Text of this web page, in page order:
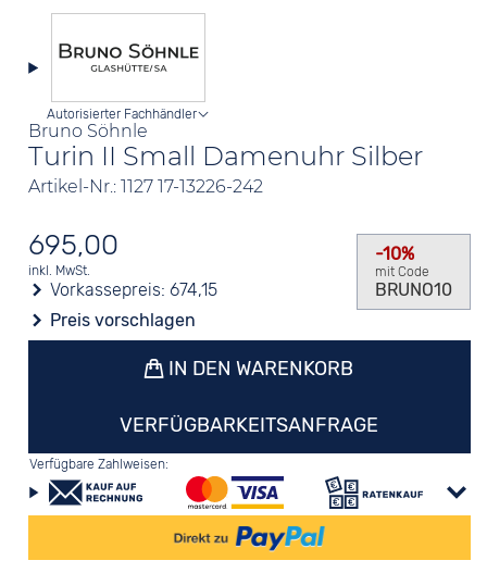
Bruno Söhnle
Turin II Small Damenuhr Silber
Artikel-Nr.: 1127 17-13226-242
Autorisierter Fachhändler
695,00
inkl. MwSt.
Vorkassepreis: 674,15
Preis vorschlagen
-10%
mit Code
BRUNO10
IN DEN WARENKORB
VERFÜGBARKEITSANFRAGE
Verfügbare Zahlweisen: